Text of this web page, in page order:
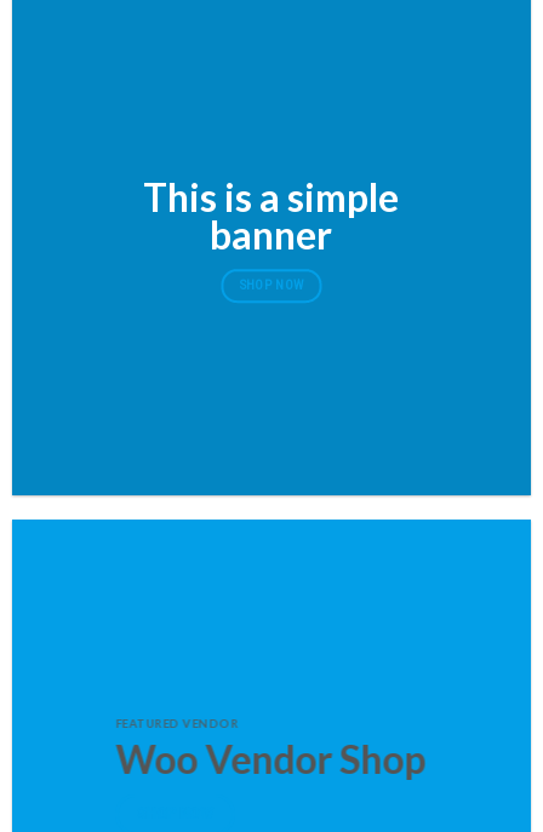
This is a simple
banner
SHOP NOW
FEATURED VENDOR
Woo Vendor Shop